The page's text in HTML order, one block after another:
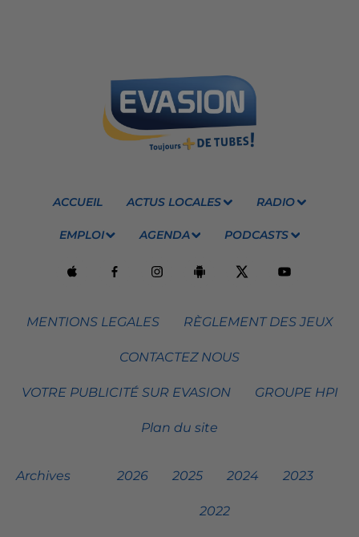
ACCUEIL ACTUS LOCALES RADIO
EMPLOI AGENDA PODCASTS
MENTIONS LEGALES RÈGLEMENT DES JEUX
CONTACTEZ NOUS
VOTRE PUBLICITÉ SUR EVASION GROUPE HPI
Plan du site
Archives 2026 2025 2024 2023
2022